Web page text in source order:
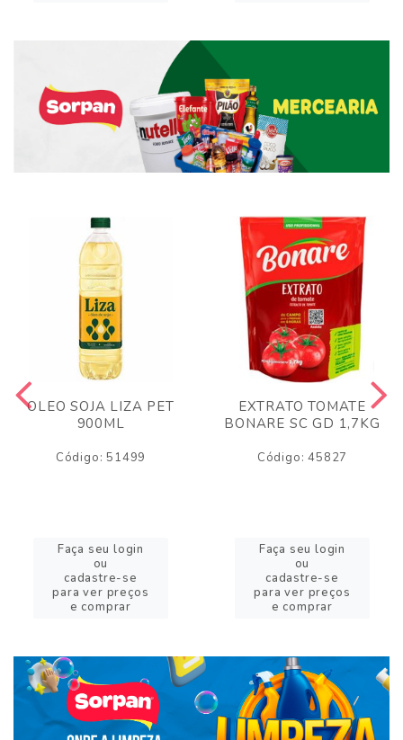
OLEO SOJA LIZA PET
900ML
Código: 51499
Faça seu login
ou
cadastre-se
para ver preços
e comprar
EXTRATO TOMATE
BONARE SC GD 1,7KG
Código: 45827
Faça seu login
ou
cadastre-se
para ver preços
e comprar